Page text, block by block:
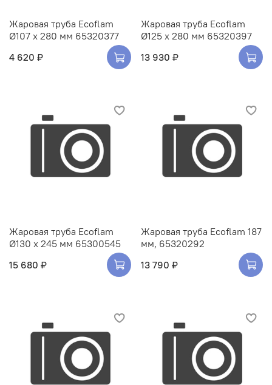
Жаровая труба Ecoflam
Ø107 x 280 мм 65320377
4 620 ₽
Жаровая труба Ecoflam
Ø125 x 280 мм 65320397
13 930 ₽
Жаровая труба Ecoflam
Ø130 x 245 мм 65300545
15 680 ₽
Жаровая труба Ecoflam 187
мм, 65320292
13 790 ₽